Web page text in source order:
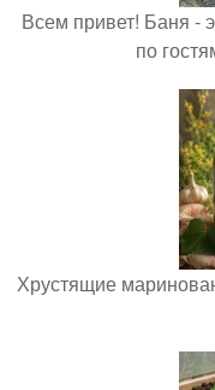
Всем привет! Баня -
по
Хрустящие